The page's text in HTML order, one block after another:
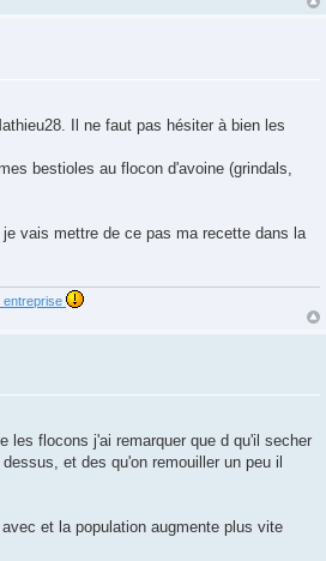
Il ne faut pas hésiter à bien les
bestioles au flocon d'avoine (grindals,
vais mettre de ce pas ma recette dans la
entreprise
les flocons j'ai remarquer que d qu'il secher
et des qu'on remouiller un peu il
et la population augmente plus vite